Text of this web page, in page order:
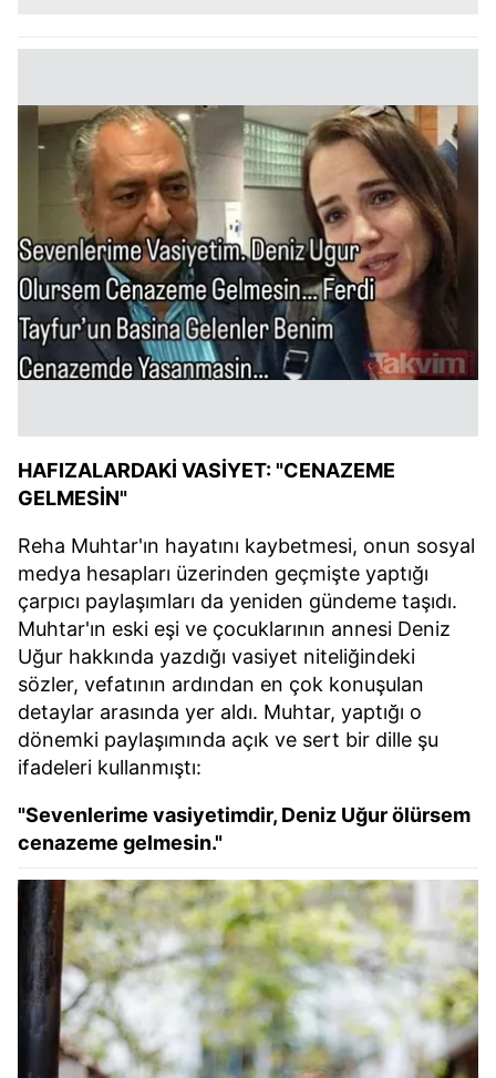
HAFIZALARDAKİ VASİYET: "CENAZEME
GELMESİN"
Reha Muhtar'ın hayatını kaybetmesi, onun sosyal
medya hesapları üzerinden geçmişte yaptığı
çarpıcı paylaşımları da yeniden gündeme taşıdı.
Muhtar'ın eski eşi ve çocuklarının annesi Deniz
Uğur hakkında yazdığı vasiyet niteliğindeki
sözler, vefatının ardından en çok konuşulan
detaylar arasında yer aldı. Muhtar, yaptığı o
dönemki paylaşımında açık ve sert bir dille şu
ifadeleri kullanmıştı:
"Sevenlerime vasiyetimdir, Deniz Uğur ölürsem
cenazeme gelmesin."